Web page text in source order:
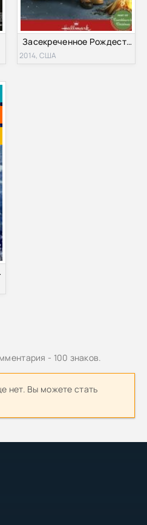
Засекреченное Рождество (2014)
2014, США
- 100 знаков.
нет. Вы можете стать